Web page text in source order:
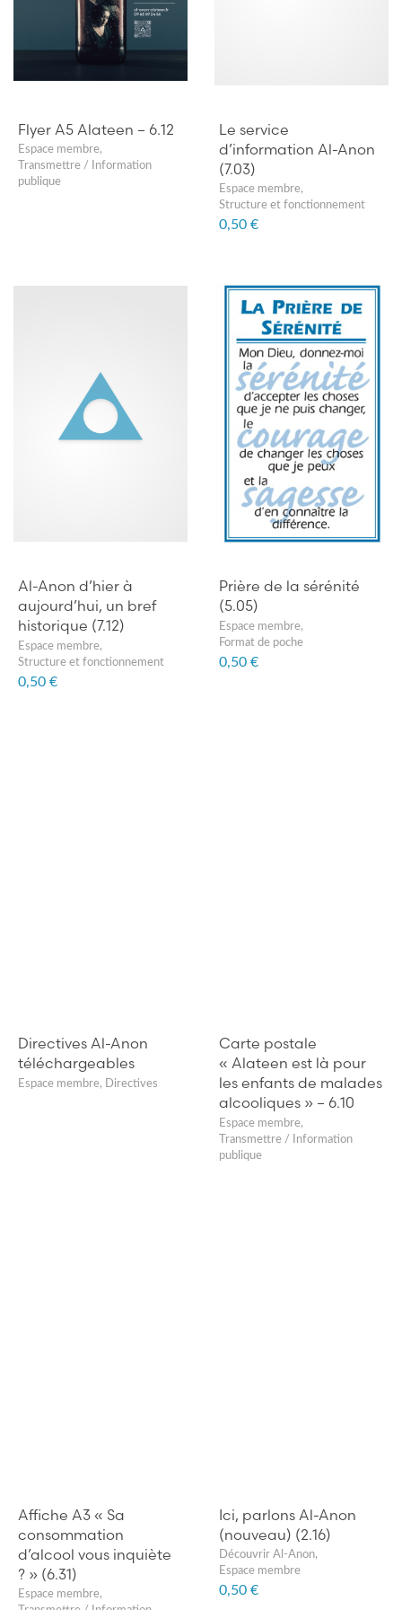
Flyer A5 Alateen – 6.12
Espace membre,
Transmettre / Information
publique
Le service
d’information Al-Anon
(7.03)
Espace membre,
Structure et fonctionnement
0,50 €
Al-Anon d’hier à
aujourd’hui, un bref
historique (7.12)
Espace membre,
Structure et fonctionnement
0,50 €
Prière de la sérénité
(5.05)
Espace membre,
Format de poche
0,50 €
Directives Al-Anon
téléchargeables
Espace membre, Directives
Carte postale
« Alateen est là pour
les enfants de malades
alcooliques » – 6.10
Espace membre,
Transmettre / Information
publique
Affiche A3 « Sa
consommation
d’alcool vous inquiète
? » (6.31)
Espace membre,
Ici, parlons Al-Anon
(nouveau) (2.16)
Découvrir Al-Anon,
Espace membre
0,50 €